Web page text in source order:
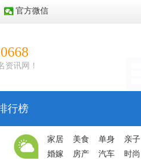
官方微信
资讯网！
行榜
家居 美食 单身
亲子
婚嫁
房产 汽车 时尚